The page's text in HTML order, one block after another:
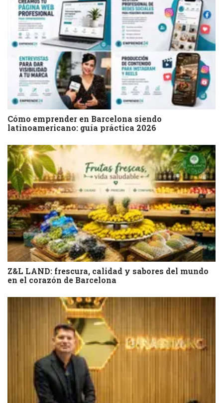
Cómo emprender en Barcelona siendo
latinoamericano: guía práctica 2026
Z&L LAND: frescura, calidad y sabores del mundo
en el corazón de Barcelona